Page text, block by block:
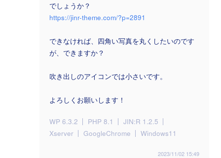
でしょうか？
https://jinr-theme.com/?p=2891
できなければ、四角い写真を丸くしたいのです
が、できますか？
吹き出しのアイコンでは小さいです。
よろしくお願いします！
WP 6.3.2 PHP 8.1
JIN:R 1.2.5
Xserver
GoogleChrome Windows11
2023/11/02 15:49